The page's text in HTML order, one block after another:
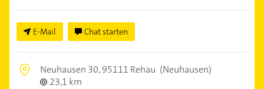
E-Mail Chat starten
Neuhausen 30,95111 Rehau (Neuhausen)
23,1 km